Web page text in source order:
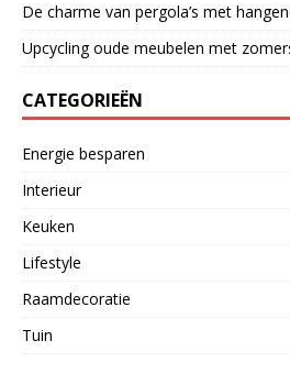
De charme van pergola’s met
Upcycling oude meubelen met
CATEGORIEËN
Energie besparen
Interieur
Keuken
Lifestyle
Raamdecoratie
Tuin